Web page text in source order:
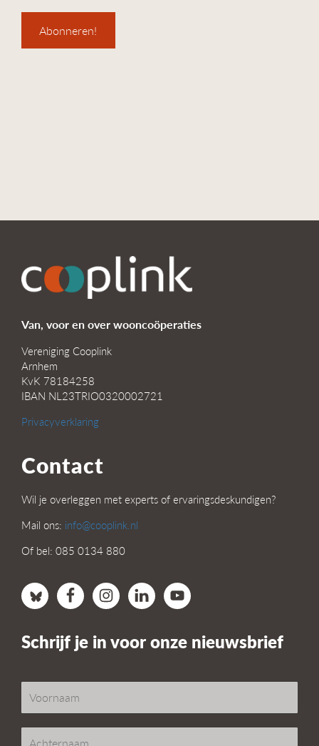
Van, voor en over wooncoöperaties
Vereniging Cooplink
Arnhem
KvK 78184258
IBAN NL23TRIO0320002721
Privacyverklaring
Contact
Wil je overleggen met experts of ervaringsdeskundigen?
Mail ons: info@cooplink.nl
Of bel: 085 0134 880
Schrijf je in voor onze nieuwsbrief